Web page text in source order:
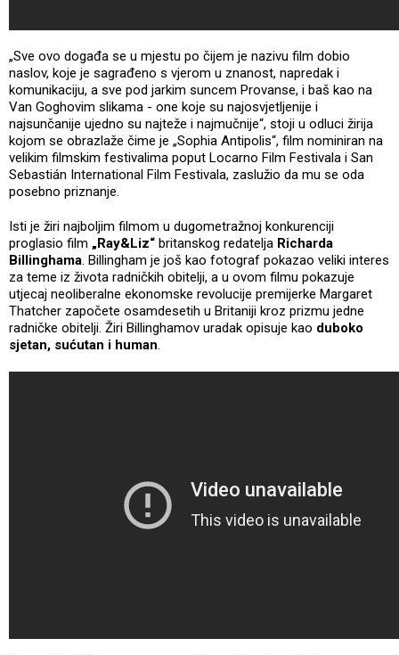
„Sve ovo događa se u mjestu po čijem je nazivu film dobio
naslov, koje je sagrađeno s vjerom u znanost, napredak i
komunikaciju, a sve pod jarkim suncem Provanse, i baš kao na
Van Goghovim slikama - one koje su najosvjetljenije i
najsunčanije ujedno su najteže i najmučnije“, stoji u odluci žirija
kojom se obrazlaže čime je „Sophia Antipolis“, film nominiran na
velikim filmskim festivalima poput Locarno Film Festivala i San
Sebastián International Film Festivala, zaslužio da mu se oda
posebno priznanje.
Isti je žiri najboljim filmom u dugometražnoj konkurenciji
proglasio film „Ray&Liz“ britanskog redatelja Richarda
Billinghama. Billingham je još kao fotograf pokazao veliki interes
za teme iz života radničkih obitelji, a u ovom filmu pokazuje
utjecaj neoliberalne ekonomske revolucije premijerke Margaret
Thatcher započete osamdesetih u Britaniji kroz prizmu jedne
radničke obitelji. Žiri Billinghamov uradak opisuje kao duboko
sjetan, sućutan i human.